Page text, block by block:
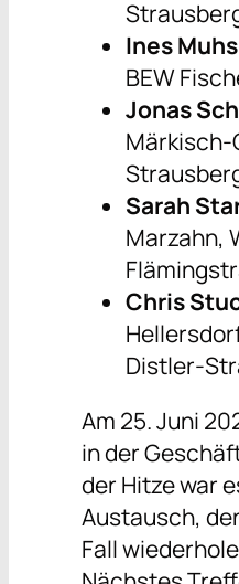
Ines Muhs
BEW
Jonas
Märkisch-
Sarah
Marzahn,
Chris
Distler-
Am 25. Juni
in der
der Hitze war
Austausch,
Fall